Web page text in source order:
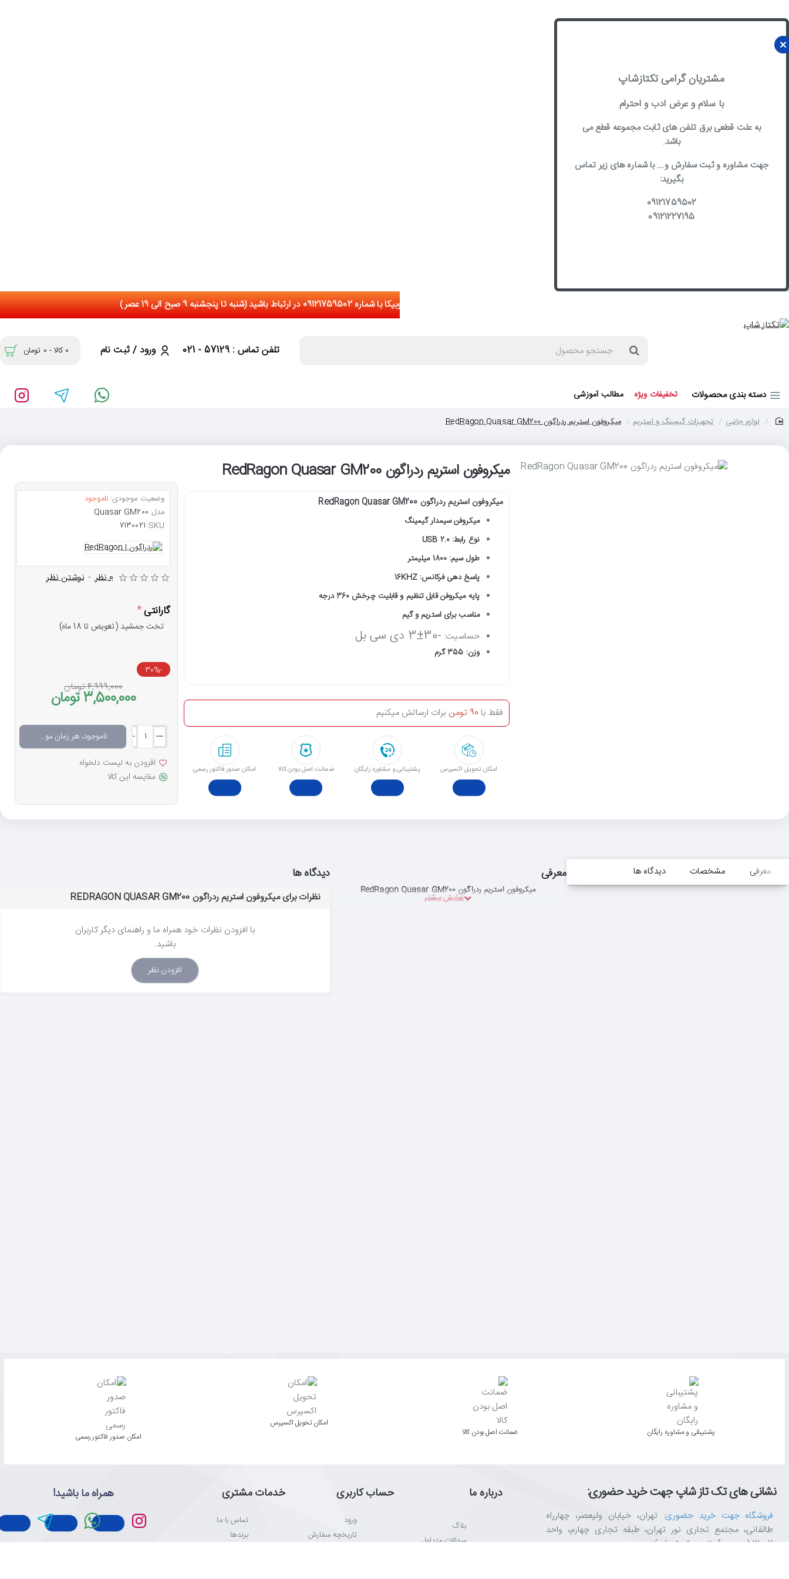
مشتریان گرامی تکتازشاپ
با سلام و عرض ادب و احترام
به علت قطعی برق تلفن های ثابت مجموعه قطع می
باشد.
جهت مشاوره و ثبت سفارش و... با شماره های زیر تماس
بگیرید:
09121759502
09121227195
جستجو
تلفن تماس : 57129 - 021 ورود / ثبت نام 0 کالا - 0 تومان
دسته بندی محصولات تخفیفات ویژه مطالب آموزشی
لوازم جانبی تجهیزات گیمینگ و استریم میکروفون استریم ردراگون RedRagon Quasar GM200
میکروفون استریم ردراگون RedRagon Quasar GM200
میکروفون استریم ردراگون RedRagon Quasar GM200
میکروفن سیمدار گیمینگ
نوع رابط: USB 2.0
طول سیم: 1800 میلیمتر
پاسخ دهی فرکانس: 16KHZ
پایه میکروفن قابل تنظیم و قابلیت چرخش 360 درجه
مناسب برای استریم و گیم
حساسیت: -30±3 دی سی بل
وزن: 355 گرم
امکان تحویل اکسپرس پشتیبانی و مشاوره رایگان ﺿﻤﺎﻧﺖ اﺻﻞ ﺑﻮدن ﮐﺎﻟﺎ امکان صدور فاکتور رسمی
فقط با 90 تومن برات ارسالش میکنیم
وضعیت موجودی: ناموجود
مدل: Quasar GM200
SKU:
7130021
0 نظر - نوشتن نظر
گارانتی
تخت جمشید (تعویض تا 18 ماه)
-30%
3,500,000 تومان
4,999,000 تومان
ناموجود، هر زمان موجود شد خبرم کن
افزودن به لیست دلخواه
مقایسه این کالا
معرفی مشخصات دیدگاه ها معرفی
میکروفون استریم ردراگون RedRagon Quasar GM200
دیدگاه ها
نظرات برای میکروفون استریم ردراگون REDRAGON QUASAR GM200
با افزودن نظرات خود همراه ما و راهنمای دیگر کاربران
باشید.
افزودن نظر
پشتیبانی و مشاوره رایگان ﺿﻤﺎﻧﺖ اﺻﻞ ﺑﻮدن ﮐﺎﻟﺎ
اﻣﮑﺎن ﺗﺤﻮﯾﻞ اﮐﺴﭙﺮس
امکان صدور فاکتور رسمی
نشانی های تک تاز شاپ جهت خرید حضوری:
فروشگاه جهت خرید حضوری: تهران، خیابان ولیعصر، چهارراه
طالقانی، مجتمع تجاری نور تهران، طبقه تجاری چهارم، واحد
12007 (روبروی آسانسور شیشه ای)
درباره ما
بلاگ
سوالات متداول
حساب کاربری
ورود
تاریخچه سفارش
خدمات مشتری
تماس با ما
برندها
همراه ما باشید!